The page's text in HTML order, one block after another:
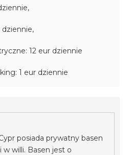
dziennie,
12 eur dziennie
1 eur dziennie
posiada prywatny basen
w willi. Basen jest o